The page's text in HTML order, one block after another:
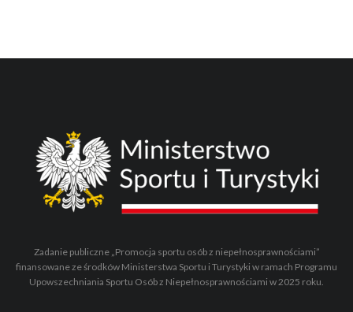
Zadanie publiczne „Promocja sportu osób z niepełnosprawnościami”
finansowane ze środków Ministerstwa Sportu i Turystyki w ramach Programu
Upowszechniania Sportu Osób z Niepełnosprawnościami w 2025 roku.